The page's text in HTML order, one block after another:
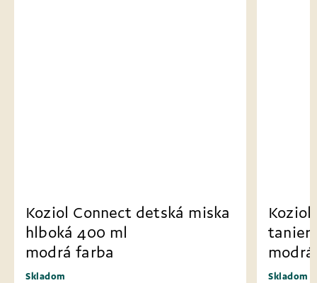
Koziol Connect detská miska
hlboká 400 ml
modrá farba
Skladom
Koziol
tanier
Skladom